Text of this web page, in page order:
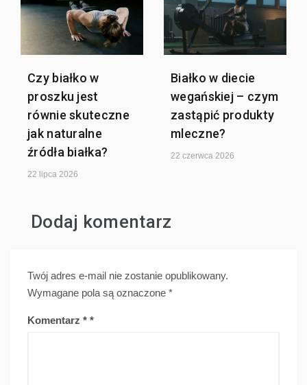
Czy białko w
proszku jest
równie skuteczne
jak naturalne
źródła białka?
22 lipca 2026
Białko w diecie
wegańskiej – czym
zastąpić produkty
mleczne?
22 czerwca 2026
Dodaj komentarz
Twój adres e-mail nie zostanie opublikowany.
Wymagane pola są oznaczone *
Komentarz *